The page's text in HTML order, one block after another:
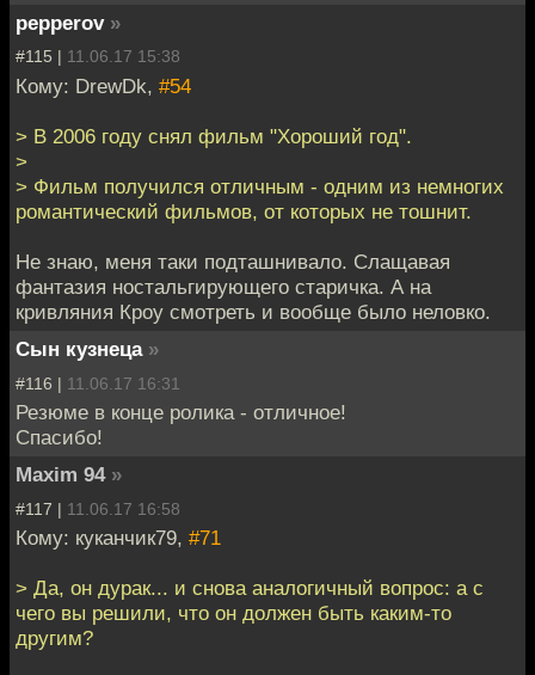
pepperov »
#115 | 11.06.17 15:38
Кому: DrewDk, #54
> В 2006 году снял фильм "Хороший год".
>
> Фильм получился отличным - одним из немногих
романтический фильмов, от которых не тошнит.
Не знаю, меня таки подташнивало. Слащавая
фантазия ностальгирующего старичка. А на
кривляния Кроу смотреть и вообще было неловко.
Сын кузнеца »
#116 | 11.06.17 16:31
Резюме в конце ролика - отличное!
Спасибо!
Maxim 94 »
#117 | 11.06.17 16:58
Кому: куканчик79, #71
> Да, он дурак... и снова аналогичный вопрос: а с
чего вы решили, что он должен быть каким-то
другим?